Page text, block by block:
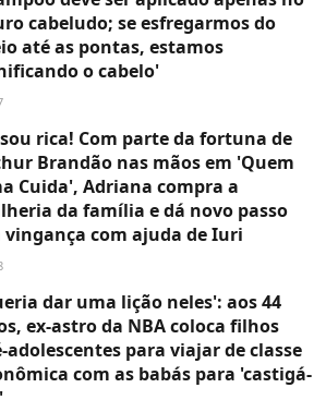
cabeludo; se esfregarmos do
até as pontas, estamos
o cabelo'
rica! Com parte da fortuna de
Brandão nas mãos em 'Quem
Cuida', Adriana compra a
da família e dá novo passo
vingança com ajuda de Iuri
dar uma lição neles': aos 44
ex-astro da NBA coloca filhos
adolescentes para viajar de classe
com as babás para 'castigá-